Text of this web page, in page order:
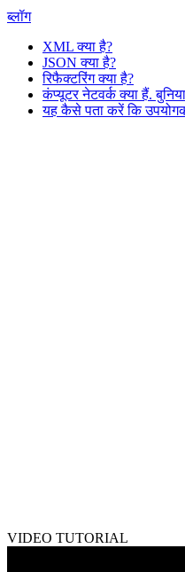
ब्लॉग
XML क्या है?
JSON क्या है?
रिफैक्टरिंग क्या है?
कंप्यूटर नेटवर्क क्या हैं.
यह कैसे पता करें कि
VIDEO TUTORIAL